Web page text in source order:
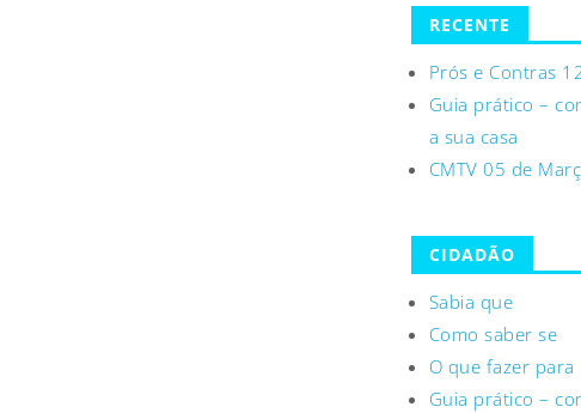
RECENTE
Prós e Contras
Guia prático –
a sua casa
CMTV 05 de
CIDADÃO
Sabia que
Como saber se
O que fazer para
Guia prático –